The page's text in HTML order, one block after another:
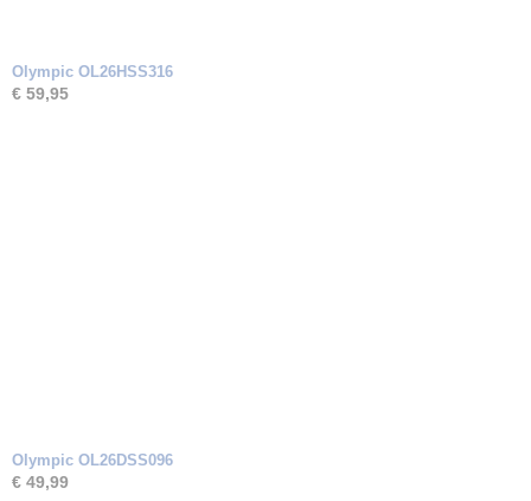
Olympic OL26HSS316
€ 59,95
Olympic OL26DSS096
€ 49,99